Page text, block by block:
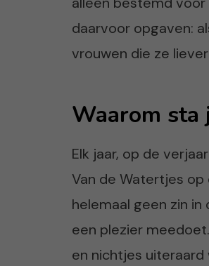
daarvoor opgaven:
vrouwen die ze
Waarom sta
Elk jaar, op de
Van de Watertjes
helemaal geen zin
een plezier
en nichtjes uiteraard